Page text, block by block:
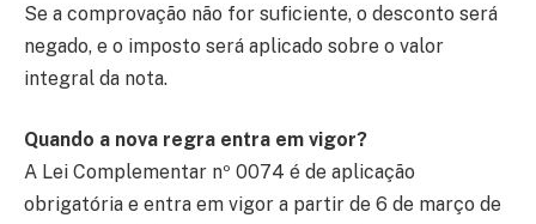
Se a comprovação não for suficiente, o desconto será
negado, e o imposto será aplicado sobre o valor
integral da nota.
Quando a nova regra entra em vigor?
A Lei Complementar nº 0074 é de aplicação
obrigatória e entra em vigor a partir de 6 de março de